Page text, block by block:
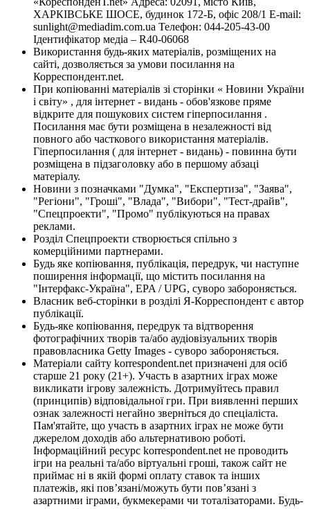
ХАРКІВСЬКЕ ШОСЕ, будинок 172-Б, офіс 208/1 E-mail:
sunlight@mediadim.com.ua Телефон: 044-205-43-00
Ідентифікатор медіа – R40-06068
Використання будь-яких матеріалів, розміщених на
сайті, дозволяється за умови посилання на
Корреспондент.net.
При копіюванні матеріалів зі сторінки « Новини України
і світу» , для інтернет - видань - обов'язкове пряме
відкрите для пошукових систем гіперпосилання .
Посилання має бути розміщена в незалежності від
повного або часткового використання матеріалів.
Гіперпосилання ( для інтернет - видань) - повинна бути
розміщена в підзаголовку або в першому абзаці
матеріалу.
Новини з позначками "Думка", "Експертиза", "Заява",
"Регіони", "Гроші", "Влада", "Вибори", "Тест-драйв",
"Спецпроекти", "Промо" публікуються на правах
реклами.
Розділ Спецпроекти створюється спільно з
комерційними партнерами.
Будь яке копіювання, публікація, передрук, чи наступне
поширення інформації, що містить посилання на
"Інтерфакс-Україна", EPA / UPG, суворо забороняється.
Власник веб-сторінки в розділі Я-Корреспондент є автор
публікації.
Будь-яке копіювання, передрук та відтворення
фотографічних творів та/або аудіовізуальних творів
правовласника Getty Images - суворо забороняється.
Матеріали сайту korrespondent.net призначені для осіб
старше 21 року (21+). Участь в азартних іграх може
викликати ігрову залежність. Дотримуйтесь правил
(принципів) відповідальної гри. При виявленні перших
ознак залежності негайно зверніться до спеціаліста.
Пам'ятайте, що участь в азартних іграх не може бути
джерелом доходів або альтернативою роботі.
Інформаційний ресурс korrespondent.net не проводить
ігри на реальні та/або віртуальні гроші, також сайт не
приймає ні в якій формі оплату ставок та інших
платежів, які пов’язані/можуть бути пов’язані з
азартними іграми, букмекерами чи тоталізаторами. Будь-